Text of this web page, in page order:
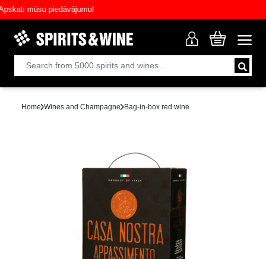
mūsu piedāvājumu!
Home Wines and Champagne Bag-in-box red wine